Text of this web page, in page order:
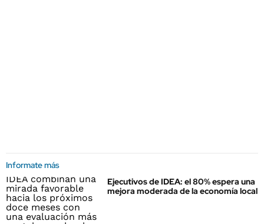
Informate más
Ejecutivos de IDEA: el 80% espera una
mejora moderada de la economía local